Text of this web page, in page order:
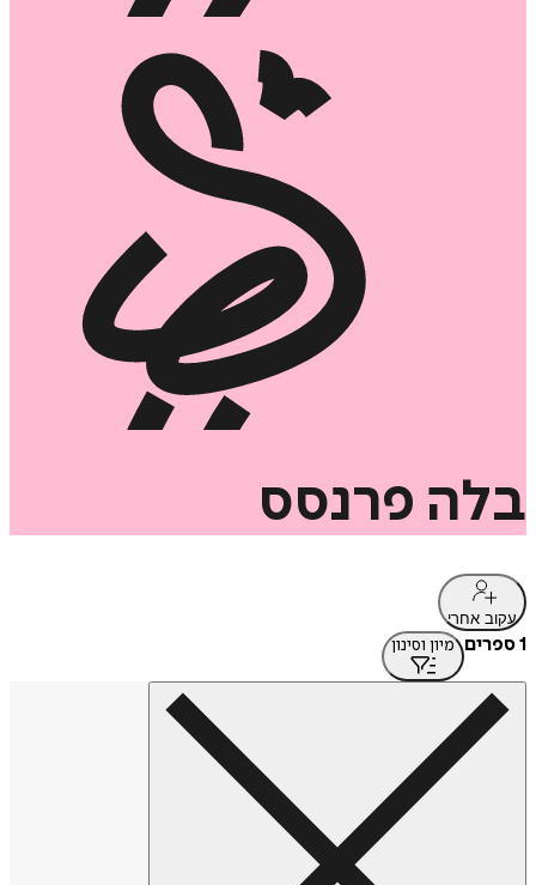
בלה פרנסס
עקוב אחרי
1 ספרים מיון וסינון